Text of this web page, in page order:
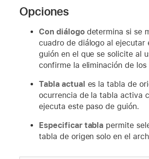
Opciones
Con diálogo determina si se
cuadro de diálogo al ejecutar
guión en el que se solicite al
confirme la eliminación de
Tabla actual es la tabla de
ocurrencia de la tabla activa
ejecuta este paso de guión.
Especificar tabla permite
tabla de origen solo en el